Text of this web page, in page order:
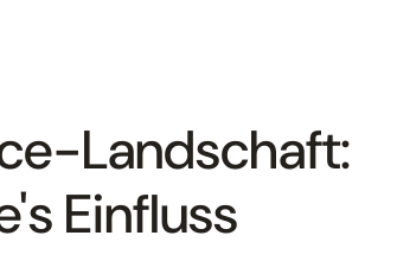
Landschaft:
Einfluss